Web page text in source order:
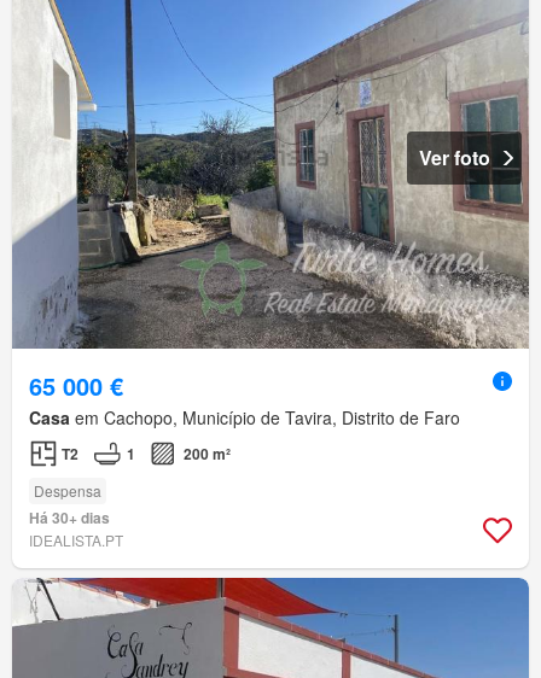
Ver foto
65 000 €
Casa em Cachopo, Município de Tavira, Distrito de Faro
T2 1 200 m²
Despensa
Há 30+ dias
IDEALISTA.PT